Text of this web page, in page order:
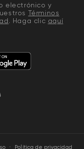
electrónico y
Términos
. Haga clic aquí
Política de privacidad